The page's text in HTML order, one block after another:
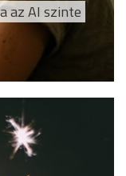
az AI szinte